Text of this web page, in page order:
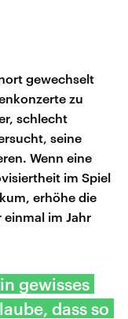
gewechselt
zu
schlecht
seine
Wenn eine
im Spiel
erhöhe die
im Jahr
gewisses
dass so